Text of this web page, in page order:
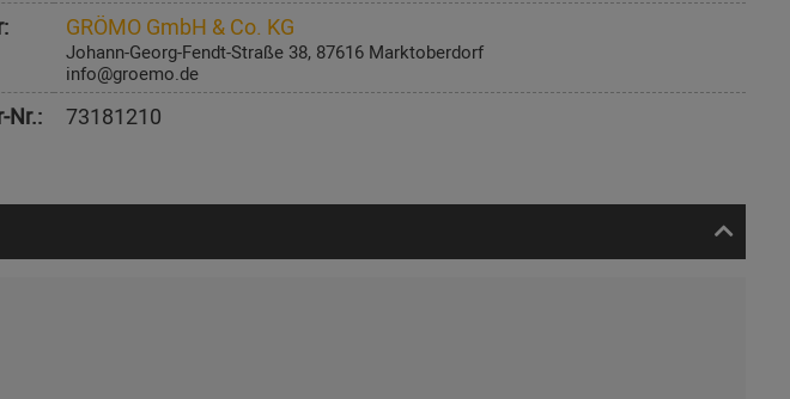
GRÖMO GmbH & Co. KG
Johann-Georg-Fendt-Straße 38, 87616 Marktoberdorf
info@groemo.de
Nr.: 73181210